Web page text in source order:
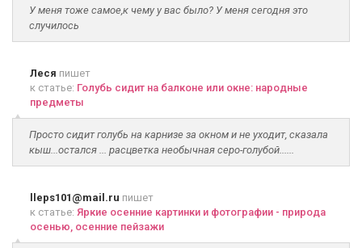
У меня тоже самое,к чему у вас было? У меня сегодня это
случилось
Леся пишет
к статье: Голубь сидит на балконе или окне: народные
предметы
Просто сидит голубь на карнизе за окном и не уходит, сказала
кыш...остался ... расцветка необычная серо-голубой......
lleps101@mail.ru пишет
к статье: Яркие осенние картинки и фотографии - природа
осенью, осенние пейзажи